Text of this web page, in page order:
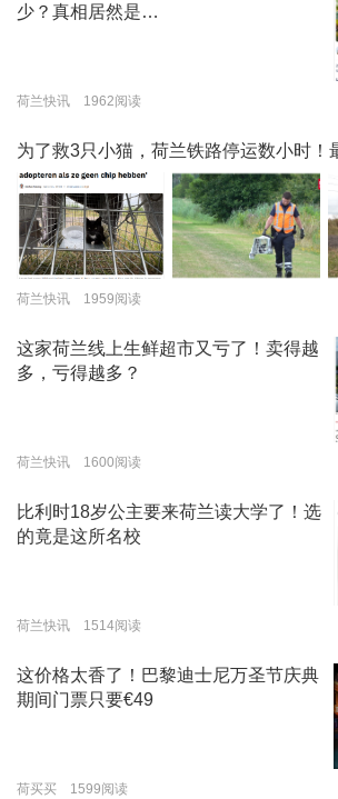
少？真相居然是…
荷兰快讯 1962阅读
为了救3只小猫，荷兰铁路停运数小时！
荷兰快讯 1959阅读
这家荷兰线上生鲜超市又亏了！卖得越
多，亏得越多？
荷兰快讯 1600阅读
比利时18岁公主要来荷兰读大学了！选
的竟是这所名校
荷兰快讯 1514阅读
这价格太香了！巴黎迪士尼万圣节庆典
期间门票只要€49
荷买买 1599阅读